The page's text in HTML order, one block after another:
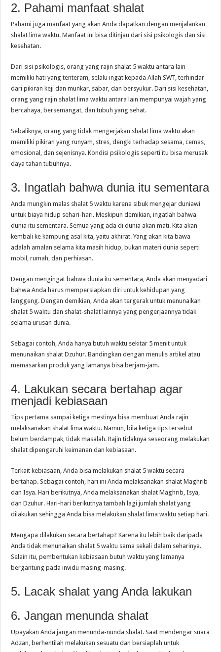
2. Pahami manfaat shalat
Pahami juga manfaat yang akan Anda dapatkan dengan menjalankan
shalat lima waktu. Manfaat ini bisa ditinjau dari sisi psikologis dan sisi
kesehatan.
Dari sisi psikologis, orang yang rajin shalat 5 waktu antara lain
memiliki hati yang tenteram, selalu ingat kepada Allah SWT, terhindar
dari pikiran keji dan munkar, sabar, dan bersyukur. Dari sisi kesehatan,
orang yang rajin shalat lima waktu antara lain mempunyai wajah yang
bercahaya, bersemangat, dan tubuh yang sehat.
Sebaliknya, orang yang tidak mengerjakan shalat lima waktu akan
memiliki pikiran yang runyam, stres, dengki terhadap sesama, cemas,
emosional, dan sejenisnya. Kondisi psikologis seperti itu bisa merusak
daya tahan tubuhnya.
3. Ingatlah bahwa dunia itu sementara
Anda mungkin malas shalat 5 waktu karena sibuk mengejar duniawi
untuk biaya hidup sehari-hari. Meskipun demikian, ingatlah bahwa
dunia itu sementara. Semua yang ada di dunia akan mati. Kita akan
kembali ke kampung asal kita, yaitu akhirat. Yang akan kita bawa
adalah amalan selama kita masih hidup, bukan materi dunia seperti
mobil, rumah, dan perhiasan.
Dengan mengingat bahwa dunia itu sementara, Anda akan menyadari
bahwa Anda harus mempersiapkan diri untuk kehidupan yang
langgeng. Dengan demikian, Anda akan tergerak untuk menunaikan
shalat 5 waktu dan shalat-shalat lainnya yang pengerjaannya tidak
selama urusan dunia.
Sebagai contoh, Anda hanya butuh waktu sekitar 5 menit untuk
menunaikan shalat Dzuhur. Bandingkan dengan menulis artikel atau
memasarkan produk yang lamanya bisa berjam-jam.
4. Lakukan secara bertahap agar
menjadi kebiasaan
Tips pertama sampai ketiga mestinya bisa membuat Anda rajin
melaksanakan shalat lima waktu. Namun, bila ketiga tips tersebut
belum berdampak, tidak masalah. Rajin tidaknya seseorang melakukan
shalat dipengaruhi keimanan dan kebiasaan.
Terkait kebiasaan, Anda bisa melakukan shalat 5 waktu secara
bertahap. Sebagai contoh, hari ini Anda melaksanakan shalat Maghrib
dan Isya. Hari berikutnya, Anda melaksanakan shalat Maghrib, Isya,
dan Dzuhur. Hari-hari berikutnya tambah lagi jumlah shalat yang
dilakukan sehingga Anda bisa melakukan shalat lima waktu setiap hari.
Mengapa dilakukan secara bertahap? Karena itu lebih baik daripada
Anda tidak menunaikan shalat 5 waktu sama sekali dalam seharinya.
Selain itu, pembentukan kebiasaan butuh waktu yang lamanya
bergantung pada invidu masing-masing.
5. Lacak shalat yang Anda lakukan
6. Jangan menunda shalat
Upayakan Anda jangan menunda-nunda shalat. Saat mendengar suara
Adzan, berhentilah melakukan sesuatu dan bersiaplah untuk